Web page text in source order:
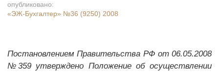
опубликовано:
«ЭЖ-Бухгалтер» №36 (9250) 2008
Постановлением Правительства РФ от 06.05.2008
№359 утверждено Положение об осуществлении